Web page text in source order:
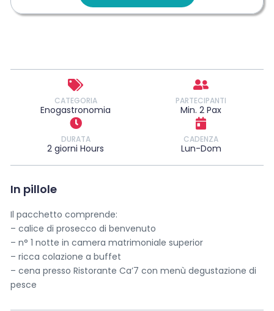
CATEGORIA
Enogastronomia
PARTECIPANTI
Min. 2 Pax
DURATA
2 giorni Hours
CADENZA
Lun-Dom
In pillole
Il pacchetto comprende:
– calice di prosecco di benvenuto
– n° 1 notte in camera matrimoniale superior
– ricca colazione a buffet
– cena presso Ristorante Ca’7 con menù degustazione di
pesce